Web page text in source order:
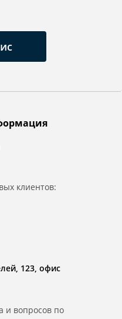
клиентов:
123, офис
и вопросов по